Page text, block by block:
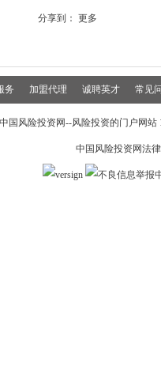
分享到： 更多
务 加盟代理 诚聘英才 常见
国风险投资网--风险投资的门户网
中国风险投资网法